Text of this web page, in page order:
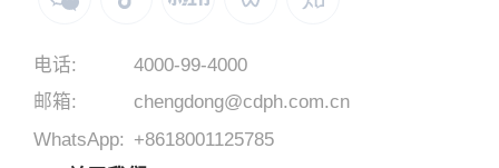
电话:
4000-99-4000
邮箱:
chengdong@cdph.com.cn
WhatsApp: +8618001125785